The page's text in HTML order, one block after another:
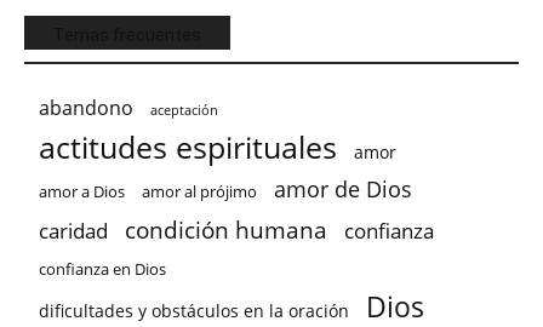
abandono aceptación
actitudes espirituales amor
amor a Dios amor al prójimo amor de Dios
caridad condición humana confianza
confianza en Dios
dificultades y obstáculos en la oración Dios